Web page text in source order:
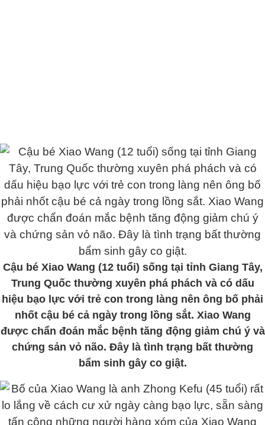
Cậu bé Xiao Wang (12 tuổi) sống tại tỉnh Giang Tây,
Trung Quốc thường xuyên phá phách và có dấu
hiệu bạo lực với trẻ con trong làng nên ông bố phải
nhốt cậu bé cả ngày trong lồng sắt. Xiao Wang
được chẩn đoán mắc bệnh tăng động giảm chú ý và
chứng sản vỏ não. Đây là tình trạng bất thường
bẩm sinh gây co giật.